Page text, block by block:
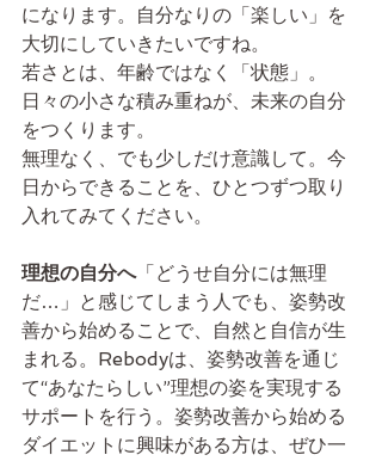
になります。自分なりの「楽しい」を
大切にしていきたいですね。
若さとは、年齢ではなく「状態」。
日々の小さな積み重ねが、未来の自分
をつくります。
無理なく、でも少しだけ意識して。今
日からできることを、ひとつずつ取り
入れてみてください。
理想の自分へ「どうせ自分には無理
だ…」と感じてしまう人でも、姿勢改
善から始めることで、自然と自信が生
まれる。Rebodyは、姿勢改善を通じ
て“あなたらしい”理想の姿を実現する
サポートを行う。姿勢改善から始める
ダイエットに興味がある方は、ぜひ一